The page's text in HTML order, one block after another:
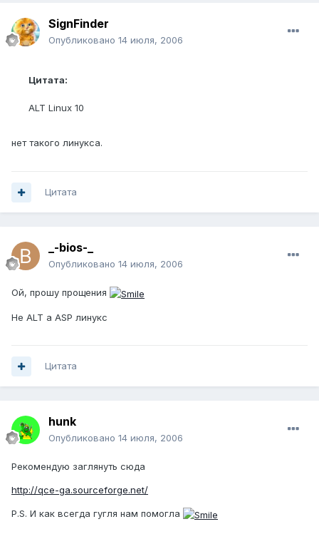
SignFinder
Опубликовано 14 июля, 2006
Цитата:
ALT Linux 10
нет такого линукса.
Цитата
_-bios-_
Опубликовано 14 июля, 2006
Ой, прошу прощения
Не ALT а ASP линукс
Цитата
hunk
Опубликовано 14 июля, 2006
Рекомендую заглянуть сюда
http://qce-ga.sourceforge.net/
P.S. И как всегда гугля нам помогла